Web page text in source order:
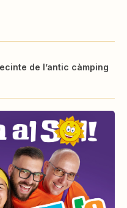
de l’antic càmping